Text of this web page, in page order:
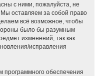
с ними, пожалуйста, не
оставляем за собой право
всё возможное, чтобы
было бы разумным
изменений, так как
исправления
обеспечения